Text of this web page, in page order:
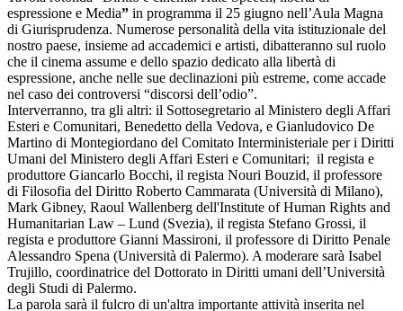
espressione e Media” in programma il 25 giugno nell’Aula Magna
di Giurisprudenza. Numerose personalità della vita istituzionale del
nostro paese, insieme ad accademici e artisti, dibatteranno sul ruolo
che il cinema assume e dello spazio dedicato alla libertà di
espressione, anche nelle sue declinazioni più estreme, come accade
nel caso dei controversi “discorsi dell’odio”.
Interverranno, tra gli altri: il Sottosegretario al Ministero degli Affari
Esteri e Comunitari, Benedetto della Vedova, e Gianludovico De
Martino di Montegiordano del Comitato Interministeriale per i Diritti
Umani del Ministero degli Affari Esteri e Comunitari; il regista e
produttore Giancarlo Bocchi, il regista Nouri Bouzid, il professore
di Filosofia del Diritto Roberto Cammarata (Università di Milano),
Mark Gibney, Raoul Wallenberg dell'Institute of Human Rights and
Humanitarian Law – Lund (Svezia), il regista Stefano Grossi, il
regista e produttore Gianni Massironi, il professore di Diritto Penale
Alessandro Spena (Università di Palermo). A moderare sarà Isabel
Trujillo, coordinatrice del Dottorato in Diritti umani dell’Università
degli Studi di Palermo.
La parola sarà il fulcro di un'altra importante attività inserita nel